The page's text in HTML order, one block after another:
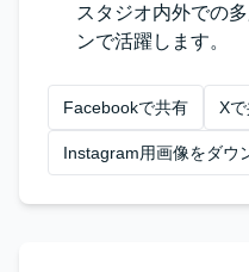
スタジオ内外での
ンで活躍します。
Facebookで共有 X
Instagram用画像をダウ